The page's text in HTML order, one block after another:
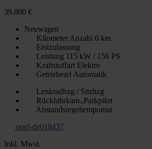
39.800 €
Neuwagen
Kilometer Anzahl 0 km
Erstzulassung
Leistung 115 kW / 156 PS
Kraftstoffart Elektro
GetriebeartAutomatik
Lenkradhzg / Sitzhzg
Rückfahrkam.,Parkpilot
Abstandsregeltempomat
opel-de018437
Inkl. Mwst.